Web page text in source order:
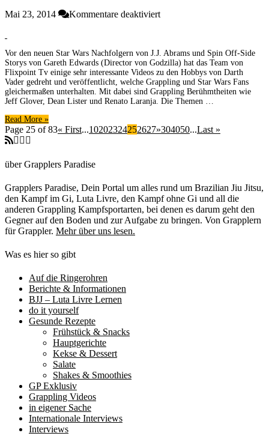
Mai 23, 2014 Kommentare deaktiviertfür
sich
im
BJJ
und
legt
Dean
von
Darth
Vader]
Vor den neuen Star Wars Nachfolgern von J.J. Abrams und Spin Off-Side
Storys von Gareth Edwards (Director von Godzilla) hat das Team von
Flixpoint Tv einige sehr interessante Videos zu den Hobbys von Darth
Vader gedreht und veröffentlicht, welche Grappling und Star Wars Fans
gleichermaßen unterhalten. Mit dabei sind Grappling Berühmtheiten wie
Jeff Glover, Dean Lister und Renato Laranja. Die Themen …
Read More »
Page 25 of 83« First...10202324252627»304050...Last »
über Grapplers Paradise
Grapplers Paradise, Dein Portal um alles rund um Brazilian Jiu Jitsu,
den Kampf im Gi, Luta Livre, den Kampf ohne Gi und all die
anderen Grappling Kampfsportarten, bei denen es darum geht den
Gegner auf den Boden und zur Aufgabe zu bringen. Von Grapplern
für Grappler. Mehr über uns lesen.
Was es hier so gibt
Auf die Ringerohren
Berichte & Informationen
BJJ – Luta Livre Lernen
do it yourself
Gesunde Rezepte
Frühstück & Snacks
Hauptgerichte
Kekse & Dessert
Salate
Shakes & Smoothies
GP Exklusiv
Grappling Videos
in eigener Sache
Internationale Interviews
Interviews